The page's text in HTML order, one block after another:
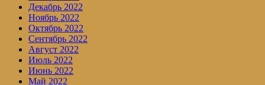
Декабрь 2022
Ноябрь 2022
Октябрь 2022
Сентябрь 2022
Август 2022
Июль 2022
Июнь 2022
Май 2022